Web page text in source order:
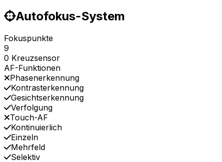
Autofokus-System
Fokuspunkte
9
0 Kreuzsensor
AF-Funktionen
Phasenerkennung
Kontrasterkennung
Gesichtserkennung
Verfolgung
Touch-AF
Kontinuierlich
Einzeln
Mehrfeld
Selektiv